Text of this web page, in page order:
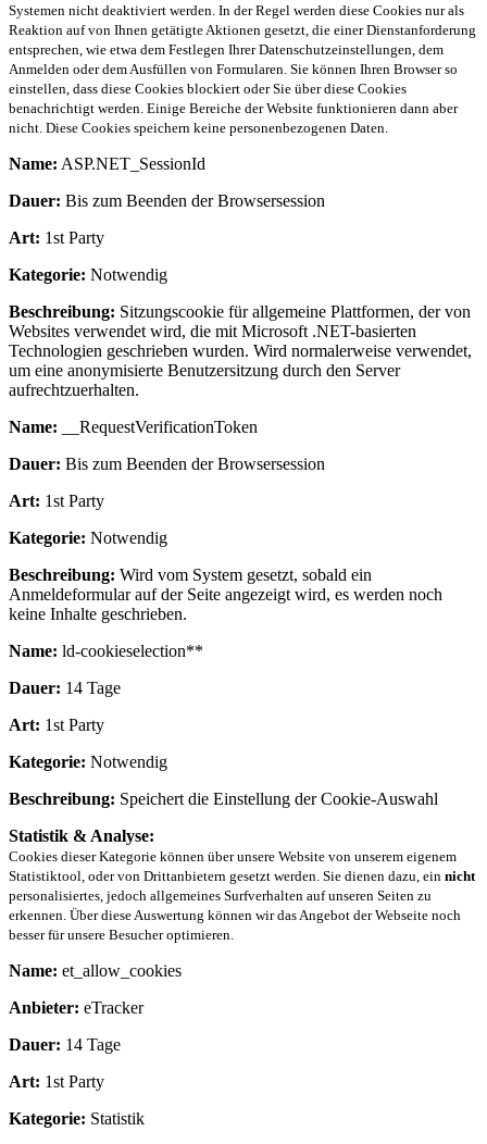
Systemen nicht deaktiviert werden. In der Regel werden diese Cookies nur als
Reaktion auf von Ihnen getätigte Aktionen gesetzt, die einer Dienstanforderung
entsprechen, wie etwa dem Festlegen Ihrer Datenschutzeinstellungen, dem
Anmelden oder dem Ausfüllen von Formularen. Sie können Ihren Browser so
einstellen, dass diese Cookies blockiert oder Sie über diese Cookies
benachrichtigt werden. Einige Bereiche der Website funktionieren dann aber
nicht. Diese Cookies speichern keine personenbezogenen Daten.
Name: ASP.NET_SessionId
Dauer: Bis zum Beenden der Browsersession
Art: 1st Party
Kategorie: Notwendig
Beschreibung: Sitzungscookie für allgemeine Plattformen, der von
Websites verwendet wird, die mit Microsoft .NET-basierten
Technologien geschrieben wurden. Wird normalerweise verwendet,
um eine anonymisierte Benutzersitzung durch den Server
aufrechtzuerhalten.
Name: __RequestVerificationToken
Dauer: Bis zum Beenden der Browsersession
Art: 1st Party
Kategorie: Notwendig
Beschreibung: Wird vom System gesetzt, sobald ein
Anmeldeformular auf der Seite angezeigt wird, es werden noch
keine Inhalte geschrieben.
Name: ld-cookieselection**
Dauer: 14 Tage
Art: 1st Party
Kategorie: Notwendig
Beschreibung: Speichert die Einstellung der Cookie-Auswahl
Statistik & Analyse:
Cookies dieser Kategorie können über unsere Website von unserem eigenem
Statistiktool, oder von Drittanbietern gesetzt werden. Sie dienen dazu, ein nicht
personalisiertes, jedoch allgemeines Surfverhalten auf unseren Seiten zu
erkennen. Über diese Auswertung können wir das Angebot der Webseite noch
besser für unsere Besucher optimieren.
Name: et_allow_cookies
Anbieter: eTracker
Dauer: 14 Tage
Art: 1st Party
Kategorie: Statistik